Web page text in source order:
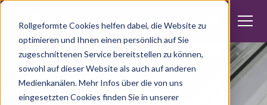
Rollgeformte Cookies helfen dabei, die Website zu
optimieren und Ihnen einen persönlich auf Sie
zugeschnittenen Service bereitstellen zu können,
sowohl auf dieser Website als auch auf anderen
Medienkanälen. Mehr Infos über die von uns
eingesetzten Cookies finden Sie in unserer